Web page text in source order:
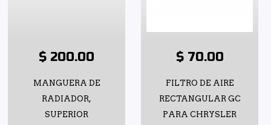
$ 200.00
MANGUERA DE
RADIADOR,
SUPERIOR
$ 70.00
FILTRO DE AIRE
RECTANGULAR GC
PARA CHRYSLER